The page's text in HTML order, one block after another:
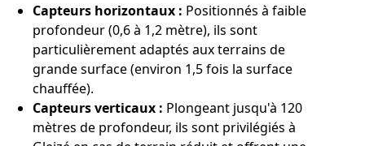
Capteurs horizontaux : Positionnés à faible
profondeur (0,6 à 1,2 mètre), ils sont
particulièrement adaptés aux terrains de
grande surface (environ 1,5 fois la surface
chauffée).
Capteurs verticaux : Plongeant jusqu'à 120
mètres de profondeur, ils sont privilégiés à